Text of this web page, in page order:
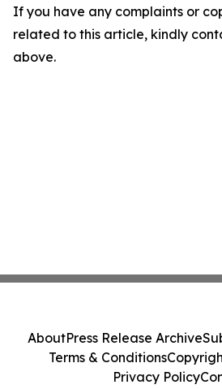
If you have any complaints or
related to this article, kindly
above.
AboutPress Release Archive
Terms & Conditions
Privacy Policy